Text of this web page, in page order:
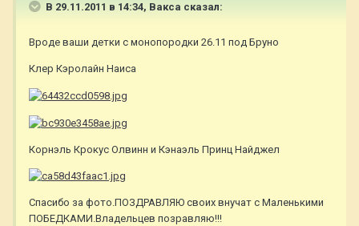
В 29.11.2011 в 14:34, Вакса сказал:
Вроде ваши детки с монопородки 26.11 под Бруно
Клер Кэролайн Наиса
Корнэль Крокус Олвинн и Кэнаэль Принц Найджел
Спасибо за фото.ПОЗДРАВЛЯЮ своих внучат с Маленькими
ПОБЕДКАМИ.Владельцев позравляю!!!